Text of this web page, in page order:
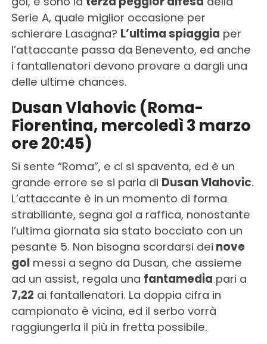
Serie A, quale miglior occasione per
schierare Lasagna? L’ultima spiaggia per
l’attaccante passa da Benevento, ed anche
i fantallenatori devono provare a dargli una
delle ultime chances.
Dusan Vlahovic (Roma-
Fiorentina, mercoledì 3 marzo
ore 20:45)
Si sente “Roma”, e ci si spaventa, ed è un
grande errore se si parla di Dusan Vlahovic.
L’attaccante è in un momento di forma
strabiliante, segna gol a raffica, nonostante
l’ultima giornata sia stato bocciato con un
pesante 5. Non bisogna scordarsi dei nove
golmessi a segno da Dusan, che assieme
ad un assist, regala una fantamedia pari a
7,22 ai fantallenatori. La doppia cifra in
campionato è vicina, ed il serbo vorrà
raggiungerla il più in fretta possibile.